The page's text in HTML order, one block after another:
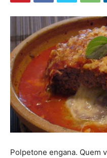
Polpetone engana. Quem